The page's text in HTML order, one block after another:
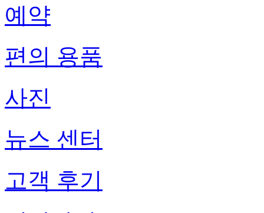
예약
편의 용품
사진
뉴스 센터
고객 후기